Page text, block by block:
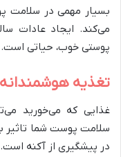
بسیار مهمی در سلامت
می‌کند. ایجاد عادات
پوستی خوب، حیاتی است.
تغذیه
غذایی که می‌خورید
سلامت پوست شما تاثیر
در پیشگیری از آکنه است.